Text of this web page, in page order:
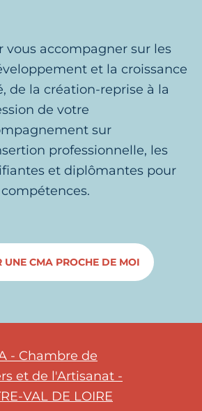
vous accompagner sur les
et la croissance
de la création-reprise à la
de votre
sur
professionnelle, les
et diplômantes pour
UNE CMA PROCHE DE MOI